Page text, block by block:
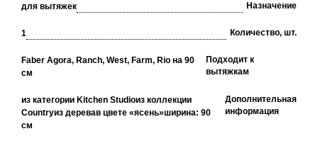
для вытяжек Назначение
1 Количество, шт.
Faber Agora, Ranch, West, Farm, Rio на 90
см
Подходит к
вытяжкам
из категории Kitchen Studioиз коллекции
Countryиз деревав цвете «ясень»ширина: 90
см
Дополнительная
информация